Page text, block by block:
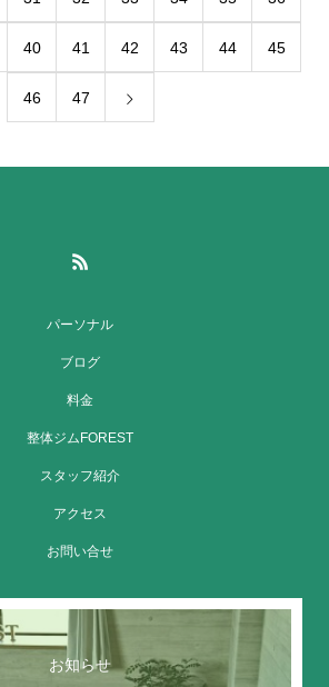
40 41 42 43 44 45
46 47
パーソナル
ブログ
料金
整体ジムFOREST
スタッフ紹介
アクセス
お問い合せ
お知らせ